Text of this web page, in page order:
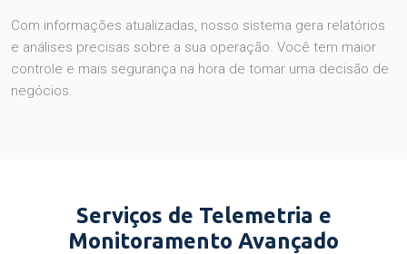
Com informações atualizadas, nosso sistema gera relatórios
e análises precisas sobre a sua operação. Você tem maior
controle e mais segurança na hora de tomar uma decisão de
negócios.
Serviços de Telemetria e
Monitoramento Avançado